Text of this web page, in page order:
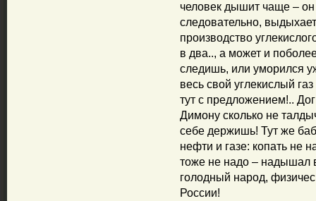
человек дышит чаще –
следовательно,
производство
в два.., а может и
следишь, или уморился
весь свой углекислый
тут с предложением!..
Димону сколько не
себе держишь! Тут же
нефти и газе: копать не
тоже не надо – надышал
голодный народ,
России!